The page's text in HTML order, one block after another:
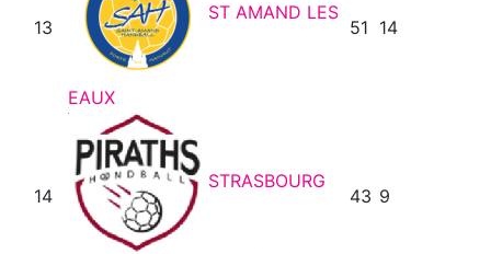
13
ST AMAND LES
EAUX
51 14
14
STRASBOURG
43 9